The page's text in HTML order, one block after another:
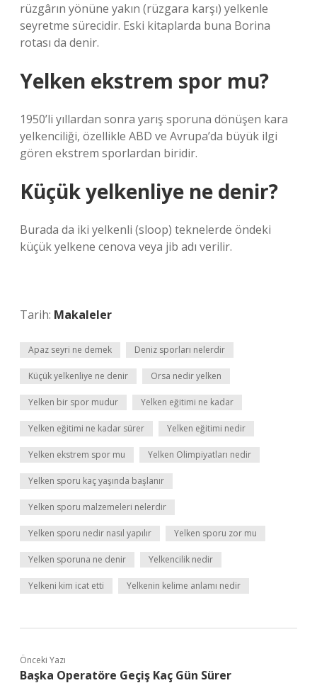
rüzgârın yönüne yakın (rüzgara karşı) yelkenle
seyretme sürecidir. Eski kitaplarda buna Borina
rotası da denir.
Yelken ekstrem spor mu?
1950’li yıllardan sonra yarış sporuna dönüşen kara
yelkenciliği, özellikle ABD ve Avrupa’da büyük ilgi
gören ekstrem sporlardan biridir.
Küçük yelkenliye ne denir?
Burada da iki yelkenli (sloop) teknelerde öndeki
küçük yelkene cenova veya jib adı verilir.
Tarih: Makaleler
Apaz seyri ne demek Deniz sporları nelerdir
Küçük yelkenliye ne denir Orsa nedir yelken
Yelken bir spor mudur Yelken eğitimi ne kadar
Yelken eğitimi ne kadar sürer Yelken eğitimi nedir
Yelken ekstrem spor mu Yelken Olimpiyatları nedir
Yelken sporu kaç yaşında başlanır
Yelken sporu malzemeleri nelerdir
Yelken sporu nedir nasıl yapılır Yelken sporu zor mu
Yelken sporuna ne denir Yelkencilik nedir
Yelkeni kim icat etti Yelkenin kelime anlamı nedir
Önceki Yazı
Başka Operatöre Geçiş Kaç Gün Sürer